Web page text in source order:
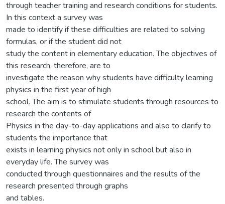
through teacher training and research conditions for students.
In this context a survey was
made to identify if these difficulties are related to solving
formulas, or if the student did not
study the content in elementary education. The objectives of
this research, therefore, are to
investigate the reason why students have difficulty learning
physics in the first year of high
school. The aim is to stimulate students through resources to
research the contents of
Physics in the day-to-day applications and also to clarify to
students the importance that
exists in learning physics not only in school but also in
everyday life. The survey was
conducted through questionnaires and the results of the
research presented through graphs
and tables.